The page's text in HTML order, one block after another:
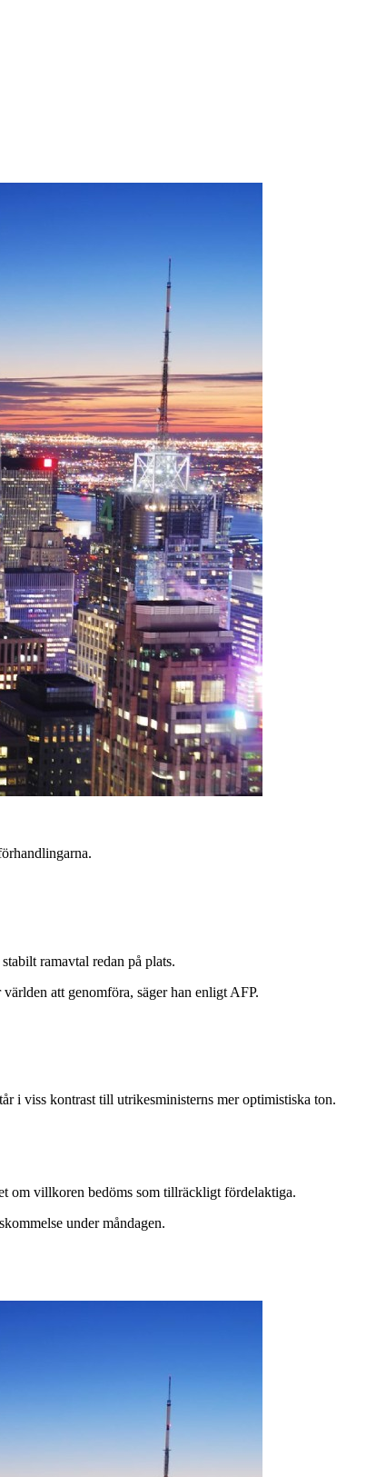
ramavtal redan på plats.
att genomföra, säger han enligt AFP.
i viss kontrast till utrikesministerns mer optimistiska ton.
om villkoren bedöms som tillräckligt fördelaktiga.
under måndagen.